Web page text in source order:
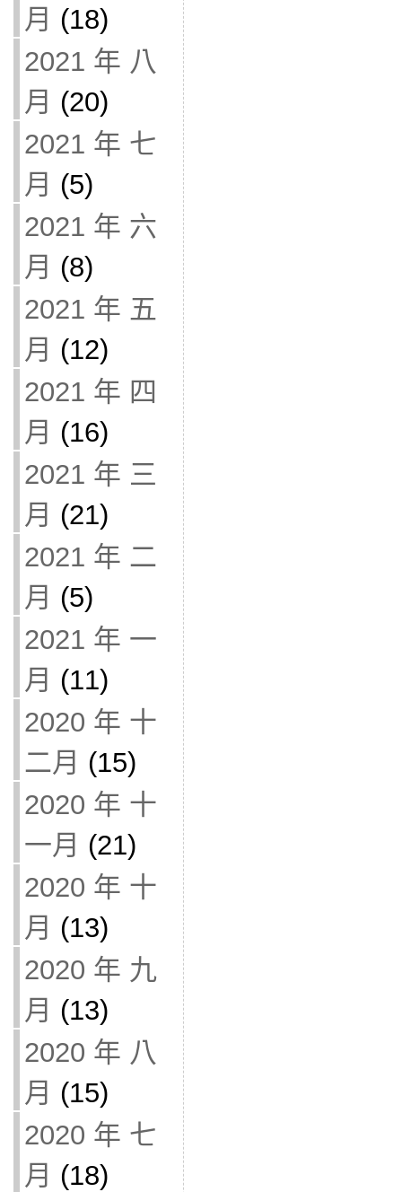
月 (18)
2021 年 八
月 (20)
2021 年 七
月 (5)
2021 年 六
月 (8)
2021 年 五
月 (12)
2021 年 四
月 (16)
2021 年 三
月 (21)
2021 年 二
月 (5)
2021 年 一
月 (11)
2020 年 十
二月 (15)
2020 年 十
一月 (21)
2020 年 十
月 (13)
2020 年 九
月 (13)
2020 年 八
月 (15)
2020 年 七
月 (18)